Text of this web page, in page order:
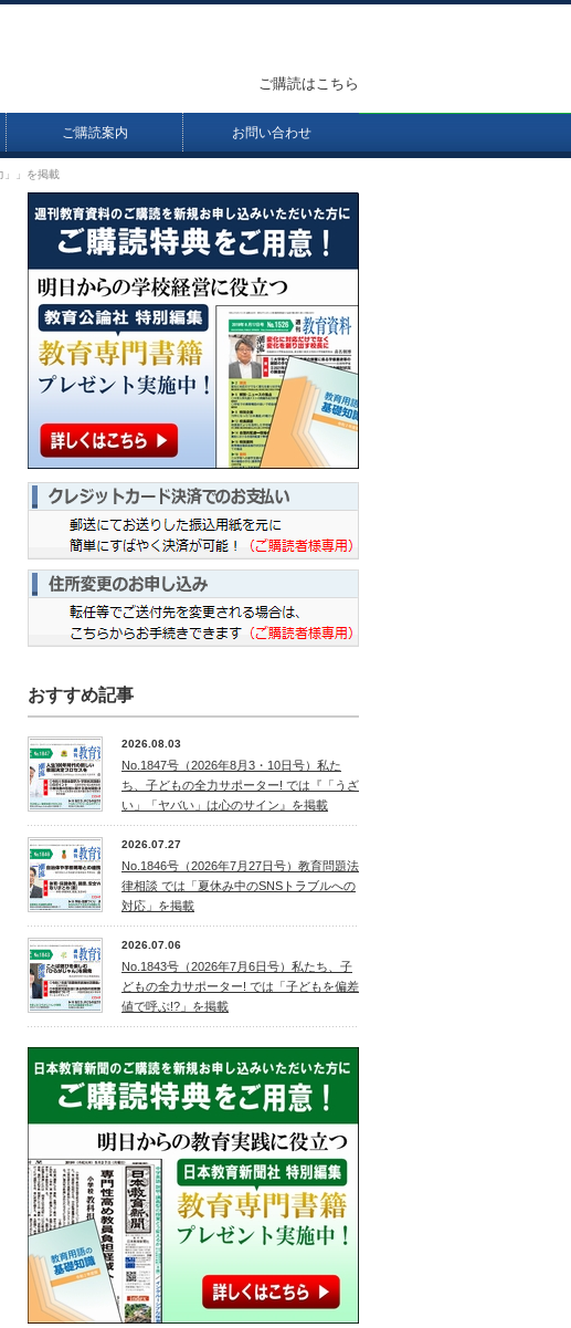
ご購読案内 お問い合わせ
ご購読はこちら
」」を掲載
おすすめ記事
2026.08.03
No.1847号（2026年8月3・10日号）私た
ち、子どもの全力サポーター! では『「うざ
い」「ヤバい」は心のサイン』を掲載
2026.07.27
No.1846号（2026年7月27日号）教育問題法
律相談 では「夏休み中のSNSトラブルへの
対応」を掲載
2026.07.06
No.1843号（2026年7月6日号）私たち、子
どもの全力サポーター! では「子どもを偏差
値で呼ぶ!?」を掲載